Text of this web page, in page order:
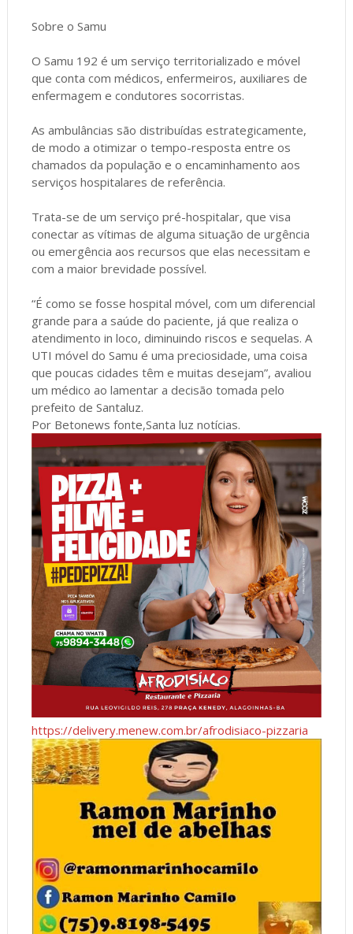
Sobre o Samu
O Samu 192 é um serviço territorializado e móvel
que conta com médicos, enfermeiros, auxiliares de
enfermagem e condutores socorristas.
As ambulâncias são distribuídas estrategicamente,
de modo a otimizar o tempo-resposta entre os
chamados da população e o encaminhamento aos
serviços hospitalares de referência.
Trata-se de um serviço pré-hospitalar, que visa
conectar as vítimas de alguma situação de urgência
ou emergência aos recursos que elas necessitam e
com a maior brevidade possível.
“É como se fosse hospital móvel, com um diferencial
grande para a saúde do paciente, já que realiza o
atendimento in loco, diminuindo riscos e sequelas. A
UTI móvel do Samu é uma preciosidade, uma coisa
que poucas cidades têm e muitas desejam”, avaliou
um médico ao lamentar a decisão tomada pelo
prefeito de Santaluz.
Por Betonews fonte,Santa luz notícias.
https://delivery.menew.com.br/afrodisiaco-pizzaria